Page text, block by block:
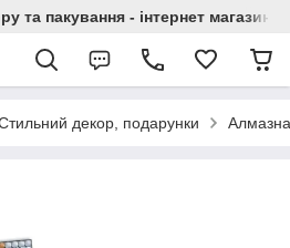
та пакування - інтернет магазин
декор, подарунки